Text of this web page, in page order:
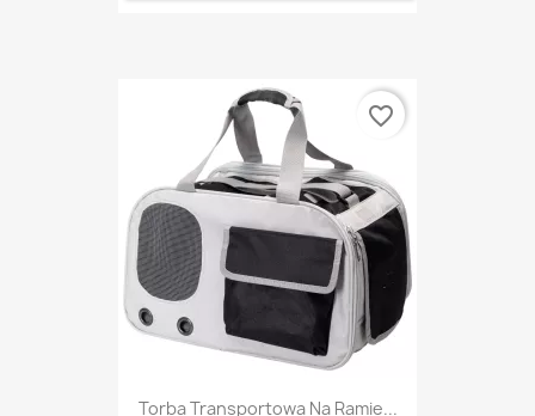
Torba Transportowa Na Ramie...
favorite_border